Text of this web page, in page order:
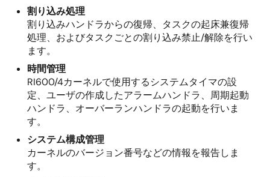
割り込み処理
割り込みハンドラからの復帰、タスクの起床兼復帰
処理、およびタスクごとの割り込み禁止/解除を行い
ます。
時間管理
RI600/4カーネルで使用するシステムタイマの設
定、ユーザの作成したアラームハンドラ、周期起動
ハンドラ、オーバーランハンドラの起動を行いま
す。
システム構成管理
カーネルのバージョン番号などの情報を報告しま
す。